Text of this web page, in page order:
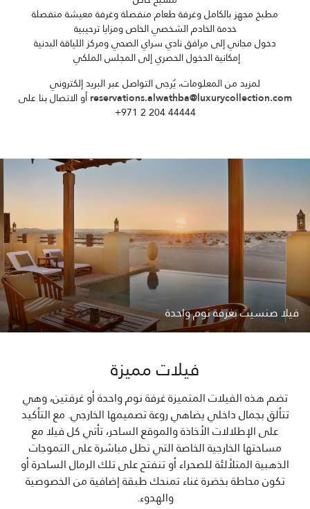
مطبخ مجهز بالكامل وغرفة طعام منفصلة وغرفة معيشة منفصلة
خدمة الخادم الشخصي الخاص ومزايا ترحيبية
دخول مجاني إلى مرافق نادي سراي الصحي ومركز اللياقة البدنية
إمكانية الدخول الحصري إلى المجلس الملكي
لمزيد من المعلومات، يُرجى التواصل عبر البريد إلكتروني
reservations.alwathba@luxurycollection.comأو الاتصال بنا على
‎+971 2 204 44444
فيلا صنسيت بغرفة نوم واحدة
فيلات مميزة
تضم هذه الفيلات المتميزة غرفة نوم واحدة أو غرفتين، وهي
تتألق بجمال داخلي يضاهي روعة تصميمها الخارجي. مع التأكيد
على الإطلالات الأخاذة والموقع الساحر، تأتي كل فيلا مع
مساحتها الخارجية الخاصة التي تطل مباشرة على التموجات
الذهبية المتلألئة للصحراء أو تنفتح على تلك الرمال الساحرة أو
تكون محاطة بخضرة غناء تمنحك طبقة إضافية من الخصوصية
والهدوء.